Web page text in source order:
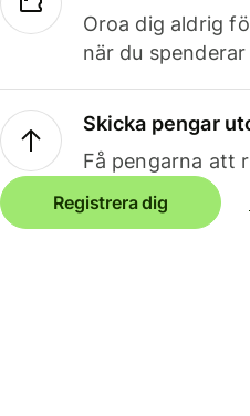
Oroa dig aldrig
när du
Skicka pengar
Få pengarna att
Registrera dig